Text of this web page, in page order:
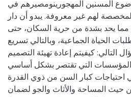
المسنين المهجورينومصيرهم في
لهم غير معروفة. يبدو أن دار
مما يحد بشدة من حرية السكان، حتى
الحياة الجماعية، وبالتالي تسريع
التالي: كيفيتم إعادة تهيئة التصميم
المؤسسات التي تقتصر بشكل أساسي
احتياجات كبار السن من ذوي القدرة
حيث المساحة والأثاث والجو لضمان